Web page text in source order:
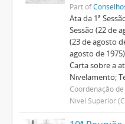
Part of
Ata da 1ª
Sessão (22 de
(23 de agosto
agosto de
Carta sobre a
Nivelamento;
Coordenação
Nível Superior